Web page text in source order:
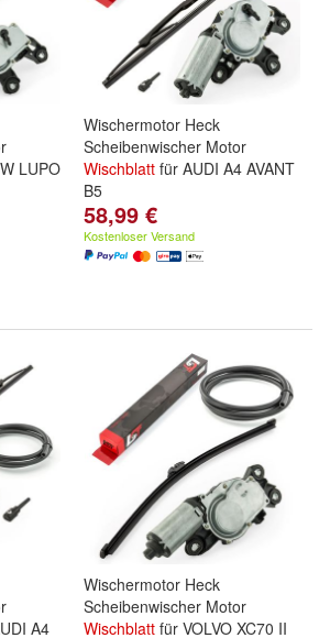
LUPO
Wischermotor Heck
Scheibenwischer Motor
Wischblatt für AUDI A4 AVANT
B5
58,99 €
Kostenloser Versand
A4
Wischermotor Heck
Scheibenwischer Motor
Wischblatt für VOLVO XC70 II